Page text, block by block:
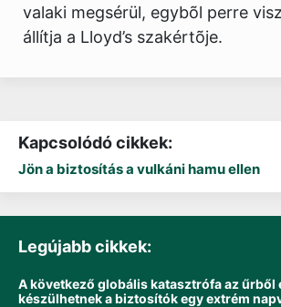
valaki megsérül, egybõl perre
állítja a Lloyd’s szakértõje.
Kapcsolódó cikkek:
Jön a biztosítás a vulkáni hamu ellen
Legújabb cikkek:
A következő globális katasztrófa az űrből
készülhetnek a biztosítók egy extrém